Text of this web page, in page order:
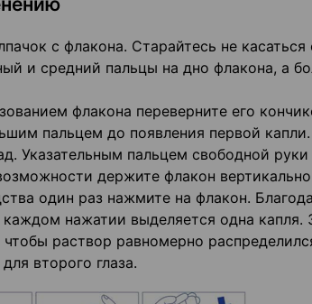
с флакона. Старайтесь не
и средний пальцы на дно флакона, а
флакона переверните его
пальцем до появления первой капли.
Указательным пальцем свободной
держите флакон
один раз нажмите на флакон.
нажатии выделяется одна капля.
раствор равномерно
второго глаза.